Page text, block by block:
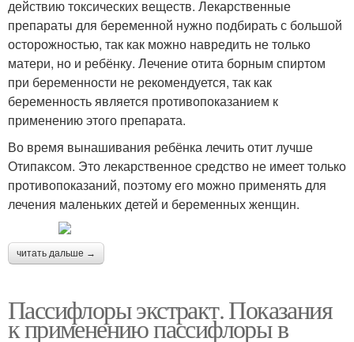
действию токсических веществ. Лекарственные
препараты для беременной нужно подбирать с большой
осторожностью, так как можно навредить не только
матери, но и ребёнку. Лечение отита борным спиртом
при беременности не рекомендуется, так как
беременность является противопоказанием к
применению этого препарата.
Во время вынашивания ребёнка лечить отит лучше
Отипаксом. Это лекарственное средство не имеет только
противопоказаний, поэтому его можно применять для
лечения маленьких детей и беременных женщин.
читать дальше →
Пассифлоры экстракт. Показания
к применению пассифлоры в